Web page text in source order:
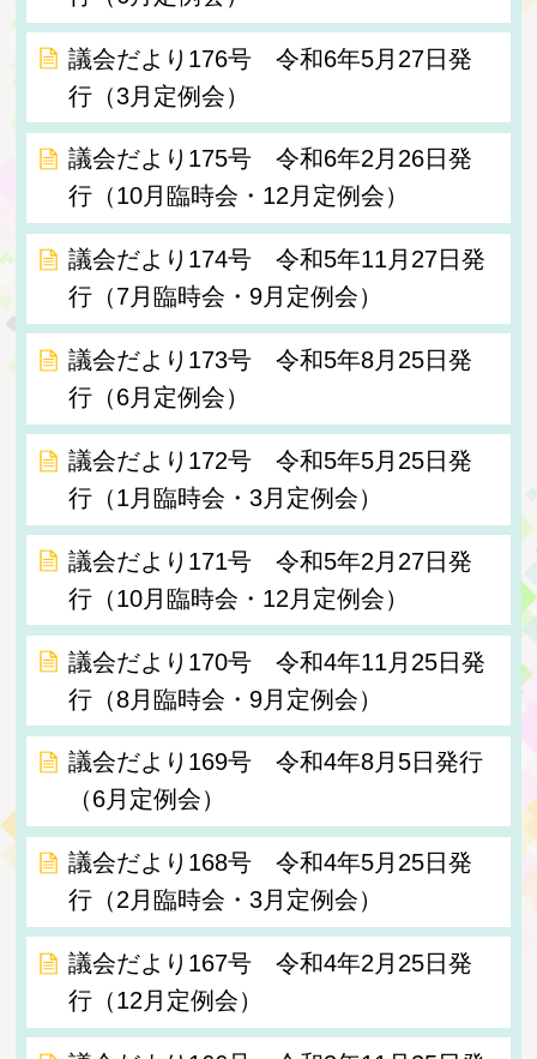
議会だより176号 令和6年5月27日発
行（3月定例会）
議会だより175号 令和6年2月26日発
行（10月臨時会・12月定例会）
議会だより174号 令和5年11月27日発
行（7月臨時会・9月定例会）
議会だより173号 令和5年8月25日発
行（6月定例会）
議会だより172号 令和5年5月25日発
行（1月臨時会・3月定例会）
議会だより171号 令和5年2月27日発
行（10月臨時会・12月定例会）
議会だより170号 令和4年11月25日発
行（8月臨時会・9月定例会）
議会だより169号 令和4年8月5日発行
（6月定例会）
議会だより168号 令和4年5月25日発
行（2月臨時会・3月定例会）
議会だより167号 令和4年2月25日発
行（12月定例会）